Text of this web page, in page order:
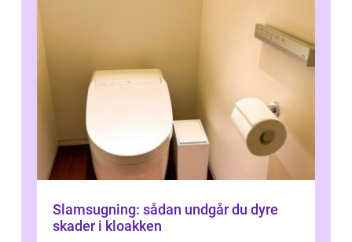
Slamsugning: sådan undgår du dyre
skader i kloakken